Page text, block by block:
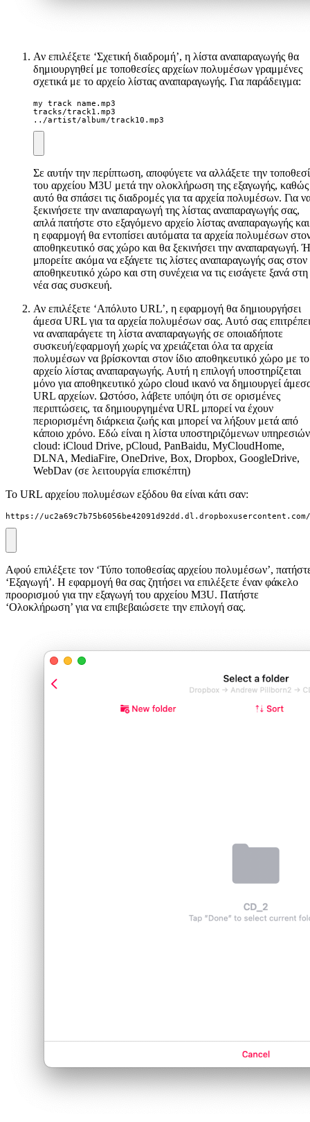
Αν επιλέξετε ‘Σχετική διαδρομή’, η λίστα αναπαραγωγής θα
δημιουργηθεί με τοποθεσίες αρχείων πολυμέσων γραμμένες
σχετικά με το αρχείο λίστας αναπαραγωγής. Για παράδειγμα:
my track name.mp3
tracks/track1.mp3
../artist/album/track10.mp3
Σε αυτήν την περίπτωση, αποφύγετε να αλλάξετε την
του αρχείου M3U μετά την ολοκλήρωση της εξαγωγής, καθώς
αυτό θα σπάσει τις διαδρομές για τα αρχεία πολυμέσων. Για
ξεκινήσετε την αναπαραγωγή της λίστας αναπαραγωγής σας,
απλά πατήστε στο εξαγόμενο αρχείο λίστας αναπαραγωγής και
η εφαρμογή θα εντοπίσει αυτόματα τα αρχεία πολυμέσων
αποθηκευτικό σας χώρο και θα ξεκινήσει την αναπαραγωγή. Ή
μπορείτε ακόμα να εξάγετε τις λίστες αναπαραγωγής σας στον
αποθηκευτικό χώρο και στη συνέχεια να τις εισάγετε ξανά στη
νέα σας συσκευή.
Αν επιλέξετε ‘Απόλυτο URL’, η εφαρμογή θα δημιουργήσει
άμεσα URL για τα αρχεία πολυμέσων σας. Αυτό σας επιτρέπει
να αναπαράγετε τη λίστα αναπαραγωγής σε οποιαδήποτε
συσκευή/εφαρμογή χωρίς να χρειάζεται όλα τα αρχεία
πολυμέσων να βρίσκονται στον ίδιο αποθηκευτικό χώρο με το
αρχείο λίστας αναπαραγωγής. Αυτή η επιλογή υποστηρίζεται
μόνο για αποθηκευτικό χώρο cloud ικανό να δημιουργεί
URL αρχείων. Ωστόσο, λάβετε υπόψη ότι σε ορισμένες
περιπτώσεις, τα δημιουργημένα URL μπορεί να έχουν
περιορισμένη διάρκεια ζωής και μπορεί να λήξουν μετά από
κάποιο χρόνο. Εδώ είναι η λίστα υποστηριζόμενων υπηρεσιών
cloud: iCloud Drive, pCloud, PanBaidu, MyCloudHome,
DLNA, MediaFire, OneDrive, Box, Dropbox, GoogleDrive,
WebDav (σε λειτουργία επισκέπτη)
Το URL αρχείου πολυμέσων εξόδου θα είναι κάτι σαν:
https://uc2a69c7b75b6056be42091d92dd.dl.dropboxusercontent.com/cd/0/
Αφού επιλέξετε τον ‘Τύπο τοποθεσίας αρχείου πολυμέσων’,
‘Εξαγωγή’. Η εφαρμογή θα σας ζητήσει να επιλέξετε έναν φάκελο
προορισμού για την εξαγωγή του αρχείου M3U. Πατήστε
‘Ολοκλήρωση’ για να επιβεβαιώσετε την επιλογή σας.